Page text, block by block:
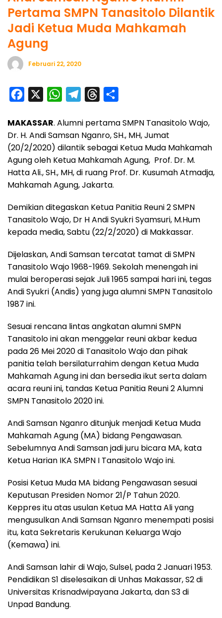
Pertama SMPN Tanasitolo Dilantik
Jadi Ketua Muda Mahkamah
Agung
Februari 22, 2020
c
e
b
o
o
W
a
t
s
A
p
l
e
g
r
a
r
e
a
d
s
a
r
e
MAKASSAR. Alumni pertama SMPN Tanasitolo Wajo,
Dr. H. Andi Samsan Nganro, SH., MH, Jumat
(20/2/2020) dilantik sebagai Ketua Muda Mahkamah
Agung oleh Ketua Mahkamah Agung, Prof. Dr. M.
Hatta Ali., SH., MH, di ruang Prof. Dr. Kusumah Atmadja,
Mahkamah Agung, Jakarta.
Demikian ditegaskan Ketua Panitia Reuni 2 SMPN
Tanasitolo Wajo, Dr H Andi Syukri Syamsuri, M.Hum
kepada media, Sabtu (22/2/2020) di Makkassar.
Dijelaskan, Andi Samsan tercatat tamat di SMPN
Tanasitolo Wajo 1968-1969. Sekolah menengah ini
mulai beroperasi sejak Juli 1965 sampai hari ini, tegas
Andi Syukri (Andis) yang juga alumni SMPN Tanasitolo
1987 ini.
Sesuai rencana lintas angkatan alumni SMPN
Tanasitolo ini akan menggelar reuni akbar kedua
pada 26 Mei 2020 di Tanasitolo Wajo dan pihak
panitia telah bersilaturrahim dengan Ketua Muda
Mahkamah Agung ini dan bersedia ikut serta dalam
acara reuni ini, tandas Ketua Panitia Reuni 2 Alumni
SMPN Tanasitolo 2020 ini.
Andi Samsan Nganro ditunjuk menjadi Ketua Muda
Mahkamah Agung (MA) bidang Pengawasan.
Sebelumnya Andi Samsan jadi juru bicara MA, kata
Ketua Harian IKA SMPN I Tanasitolo Wajo ini.
Posisi Ketua Muda MA bidang Pengawasan sesuai
Keputusan Presiden Nomor 21/P Tahun 2020.
Keppres itu atas usulan Ketua MA Hatta Ali yang
mengusulkan Andi Samsan Nganro menempati posisi
itu, kata Sekretaris Kerukunan Keluarga Wajo
(Kemawa) ini.
Andi Samsan lahir di Wajo, Sulsel, pada 2 Januari 1953.
Pendidikan S1 diselesaikan di Unhas Makassar, S2 di
Universitas Krisnadwipayana Jakarta, dan S3 di
Unpad Bandung.